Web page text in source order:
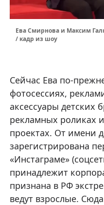
Ева Смирнова и Максим
/ кадр из шоу
Сейчас Ева по-
фотосессиях,
аксессуары детских
рекламных роликах
проектах. От имени
зарегистрирована
«Инстаграме»
принадлежит
признана в РФ
ведут взрослые.